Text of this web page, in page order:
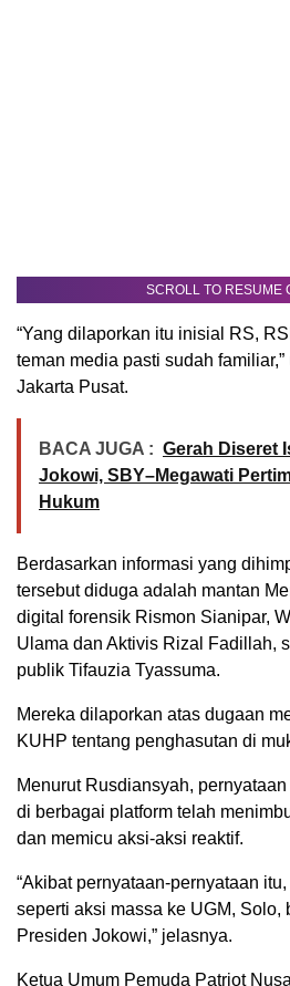
SCROLL TO RESUME
“Yang dilaporkan itu inisial RS,
teman media pasti sudah
Jakarta Pusat.
BACA JUGA : Gerah Diseret
Jokowi, SBY–Megawati
Hukum
Berdasarkan informasi yang
tersebut diduga adalah mantan
digital forensik Rismon Sianipar,
Ulama dan Aktivis Rizal Fadillah,
publik Tifauzia Tyassuma.
Mereka dilaporkan atas dugaan
KUHP tentang penghasutan di
Menurut Rusdiansyah,
di berbagai platform telah
dan memicu aksi-aksi reaktif.
“Akibat pernyataan-pernyataan
seperti aksi massa ke UGM, Solo,
Presiden Jokowi,” jelasnya.
Ketua Umum Pemuda Patriot